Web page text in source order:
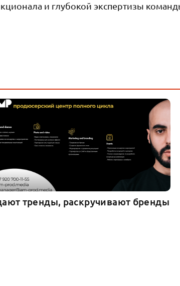
и глубокой экспертизы
тренды, раскручивают бренды